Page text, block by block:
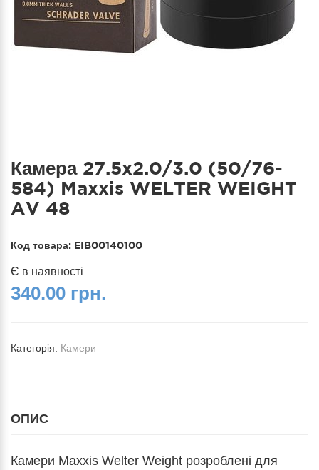
Камера 27.5x2.0/3.0 (50/76-
584) Maxxis WELTER WEIGHT
AV 48
Код товара: EIB00140100
Є в наявності
340.00 грн.
Категорія: Камери
ОПИС
Камери Maxxis Welter Weight розроблені для